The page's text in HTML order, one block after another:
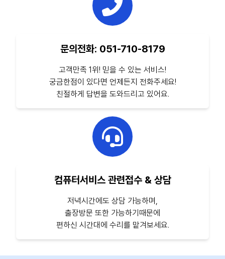
문의전화: 051-710-8179
고객만족 1위! 믿을 수 있는 서비스!
궁금한점이 있다면 언제든지 전화주세요!
친절하게 답변을 도와드리고 있어요.
컴퓨터서비스 관련접수 & 상담
저녁시간에도 상담 가능하며,
출장방문 또한 가능하기때문에
편하신 시간대에 수리를 맡겨보세요.